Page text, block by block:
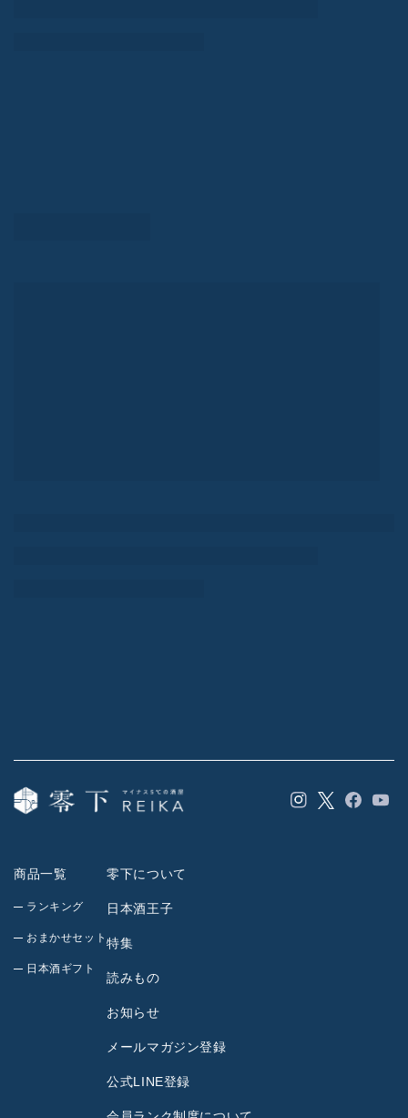
Instagram
TwitterFacebook
商品一覧
ランキング
おまかせセット
日本酒ギフト
零下について
日本酒王子
特集
読みもの
お知らせ
メールマガジン登録
公式LINE登録